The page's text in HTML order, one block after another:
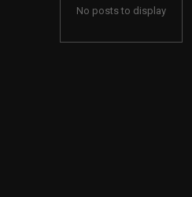
No posts to display